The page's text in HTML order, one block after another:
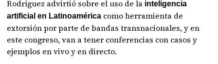
Rodríguez advirtió sobre el uso de la inteligencia
artificial en Latinoamérica como herramienta de
extorsión por parte de bandas transnacionales, y en
este congreso, van a tener conferencias con casos y
ejemplos en vivo y en directo.